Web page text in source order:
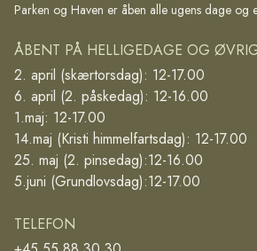
Parken og Haven er åben alle ugens dage og
ÅBENT PÅ HELLIGEDAGE OG
2. april (skærtorsdag): 12-17.00
6. april (2. påskedag): 12-16.00
1.maj: 12-17.00
14.maj (Kristi himmelfartsdag): 12-17.00
25. maj (2. pinsedag):12-16.00
5.juni (Grundlovsdag):12-17.00
TELEFON